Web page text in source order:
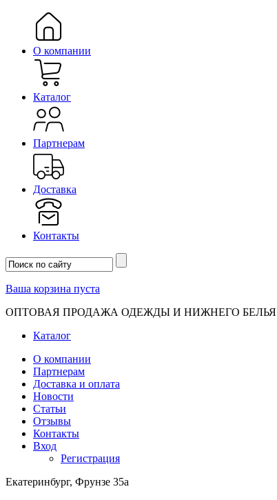
О компании
Каталог
Партнерам
Доставка
Контакты
Ваша корзина пуста
ОПТОВАЯ ПРОДАЖА ОДЕЖДЫ И НИЖНЕГО БЕЛЬЯ
Каталог
О компании
Партнерам
Доставка и оплата
Новости
Статьи
Отзывы
Контакты
Вход
Регистрация
Екатеринбург, Фрунзе 35а